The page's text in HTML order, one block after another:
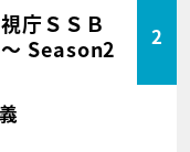
庁ＳＳＢ
Season2
2